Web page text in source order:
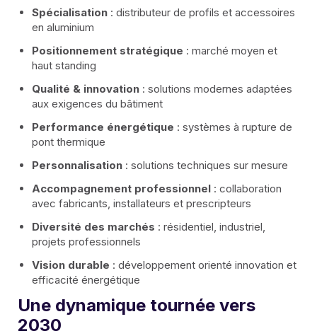
Spécialisation : distributeur de profils et accessoires
en aluminium
Positionnement stratégique : marché moyen et
haut standing
Qualité & innovation : solutions modernes adaptées
aux exigences du bâtiment
Performance énergétique : systèmes à rupture de
pont thermique
Personnalisation : solutions techniques sur mesure
Accompagnement professionnel : collaboration
avec fabricants, installateurs et prescripteurs
Diversité des marchés : résidentiel, industriel,
projets professionnels
Vision durable : développement orienté innovation et
efficacité énergétique
Une dynamique tournée vers
2030